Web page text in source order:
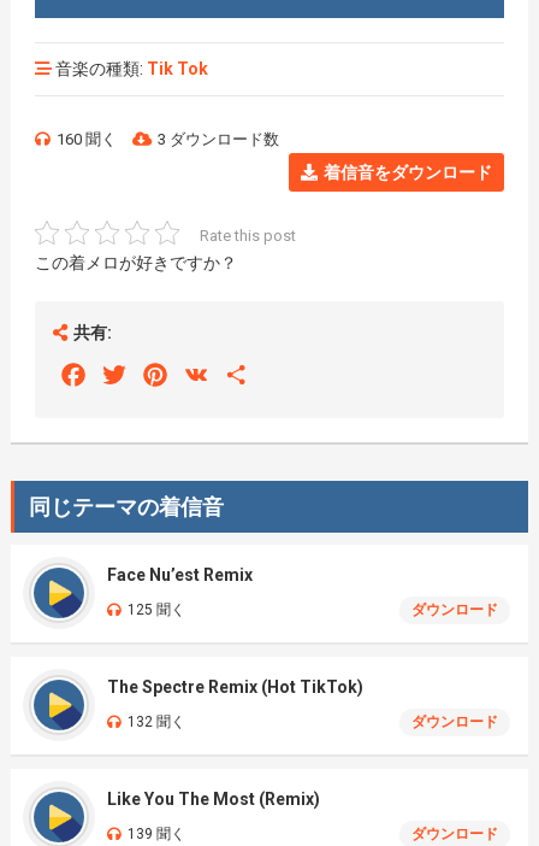
音楽の種類: Tik Tok
160 聞く 3 ダウンロード数
着信音をダウンロード
Rate this post
この着メロが好きですか？
共有:
FacebookTwitterPinterest
VK
同じテーマの着信音
Face Nu’est Remix
125 聞く ダウンロード
The Spectre Remix (Hot TikTok)
132 聞く ダウンロード
Like You The Most (Remix)
139 聞く ダウンロード